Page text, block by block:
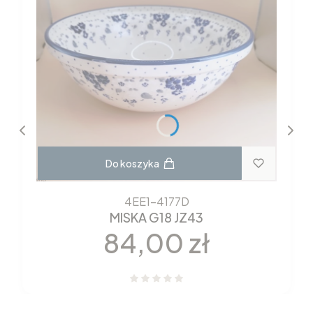
Do koszyka
4EE1-4177D
MISKA G18 JZ43
Cena
84,00 zł